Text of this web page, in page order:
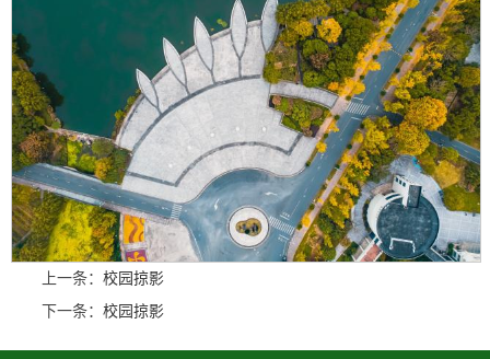
上一条： 校园掠影
下一条： 校园掠影